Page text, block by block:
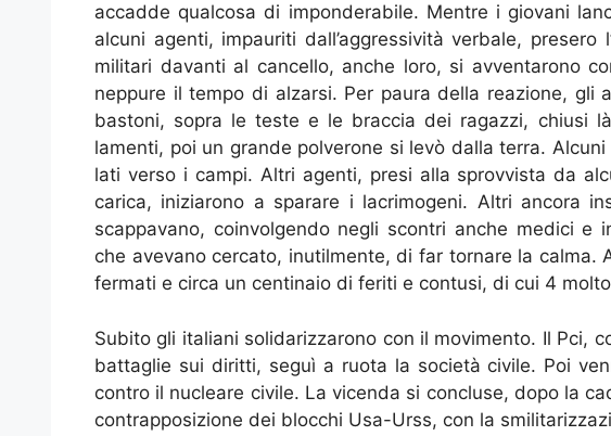
accadde qualcosa di imponderabile. Mentre i giovani
alcuni agenti, impauriti dall’aggressività verbale,
militari davanti al cancello, anche loro, si avventarono
neppure il tempo di alzarsi. Per paura della reazione, gli
bastoni, sopra le teste e le braccia dei ragazzi, chiusi
lamenti, poi un grande polverone si levò dalla terra.
lati verso i campi. Altri agenti, presi alla sprovvista da
carica, iniziarono a sparare i lacrimogeni. Altri ancora
scappavano, coinvolgendo negli scontri anche medici e
che avevano cercato, inutilmente, di far tornare la calma.
fermati e circa un centinaio di feriti e contusi, di cui 4
Subito gli italiani solidarizzarono con il movimento. Il Pci,
battaglie sui diritti, seguì a ruota la società civile. Poi
contro il nucleare civile. La vicenda si concluse, dopo la
contrapposizione dei blocchi Usa-Urss, con la